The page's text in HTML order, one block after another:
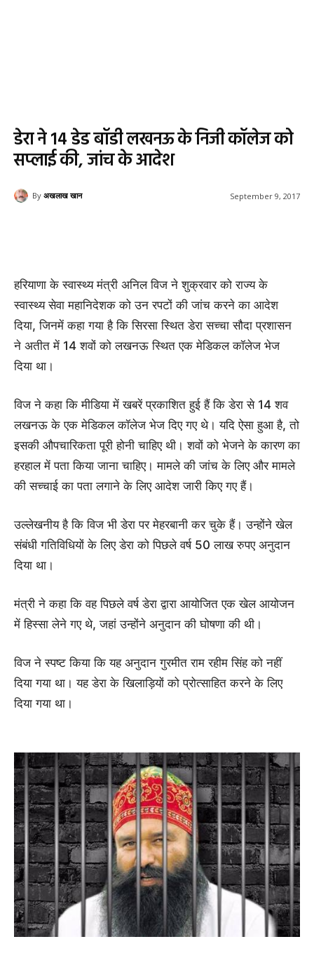
डेरा ने 14 डेड बॉडी लखनऊ के निजी कॉलेज को
सप्लाई की, जांच के आदेश
By अखलाख खान September 9, 2017
हरियाणा के स्वास्थ्य मंत्री अनिल विज ने शुक्रवार को राज्य के
स्वास्थ्य सेवा महानिदेशक को उन रपटों की जांच करने का आदेश
दिया, जिनमें कहा गया है कि सिरसा स्थित डेरा सच्चा सौदा प्रशासन
ने अतीत में 14 शवों को लखनऊ स्थित एक मेडिकल कॉलेज भेज
दिया था।
विज ने कहा कि मीडिया में खबरें प्रकाशित हुई हैं कि डेरा से 14 शव
लखनऊ के एक मेडिकल कॉलेज भेज दिए गए थे। यदि ऐसा हुआ है, तो
इसकी औपचारिकता पूरी होनी चाहिए थी। शवों को भेजने के कारण का
हरहाल में पता किया जाना चाहिए। मामले की जांच के लिए और मामले
की सच्चाई का पता लगाने के लिए आदेश जारी किए गए हैं।
उल्लेखनीय है कि विज भी डेरा पर मेहरबानी कर चुके हैं। उन्होंने खेल
संबंधी गतिविधियों के लिए डेरा को पिछले वर्ष 50 लाख रुपए अनुदान
दिया था।
मंत्री ने कहा कि वह पिछले वर्ष डेरा द्वारा आयोजित एक खेल आयोजन
में हिस्सा लेने गए थे, जहां उन्होंने अनुदान की घोषणा की थी।
विज ने स्पष्ट किया कि यह अनुदान गुरमीत राम रहीम सिंह को नहीं
दिया गया था। यह डेरा के खिलाड़ियों को प्रोत्साहित करने के लिए
दिया गया था।